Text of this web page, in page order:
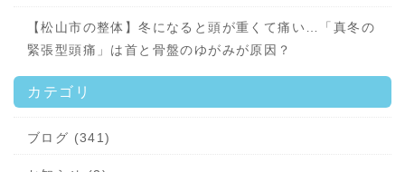
【松山市の整体】冬になると頭が重くて痛い…「真冬の
緊張型頭痛」は首と骨盤のゆがみが原因？
カテゴリ
ブログ (341)